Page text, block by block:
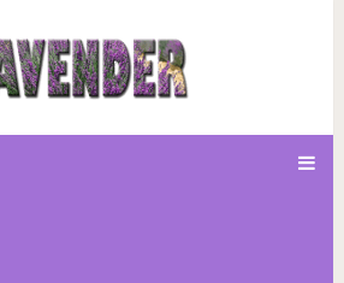
20 стильных штучек из 90-
главных звезд